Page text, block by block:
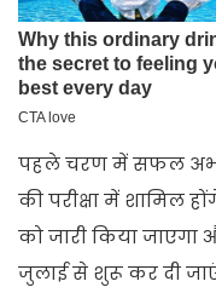
पहले चरण में सफल
की परीक्षा में शामिल
को जारी किया जाएगा
जुलाई से शुरू कर दी